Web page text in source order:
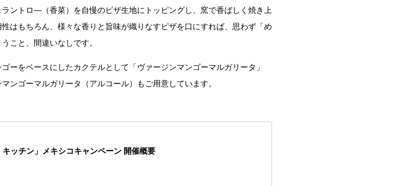
ントロ―（香菜）を自慢のピザ生地にトッピングし、窯で香ばしく焼き上
はもちろん、様々な香りと旨味が織りなすピザを口にすれば、思わず「め
こと、間違いなしです。
ーをベースにしたカクテルとして「ヴァージンマンゴーマルガリータ」
ンゴーマルガリータ（アルコール）もご用意しています。
ッチン」メキシコキャンペーン 開催概要